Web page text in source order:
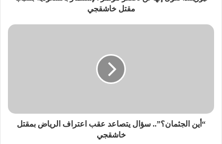
مقتل خاشقجي
“أين الجثمان؟”.. سؤال يتصاعد عقب اعتراف الرياض بمقتل
خاشقجي